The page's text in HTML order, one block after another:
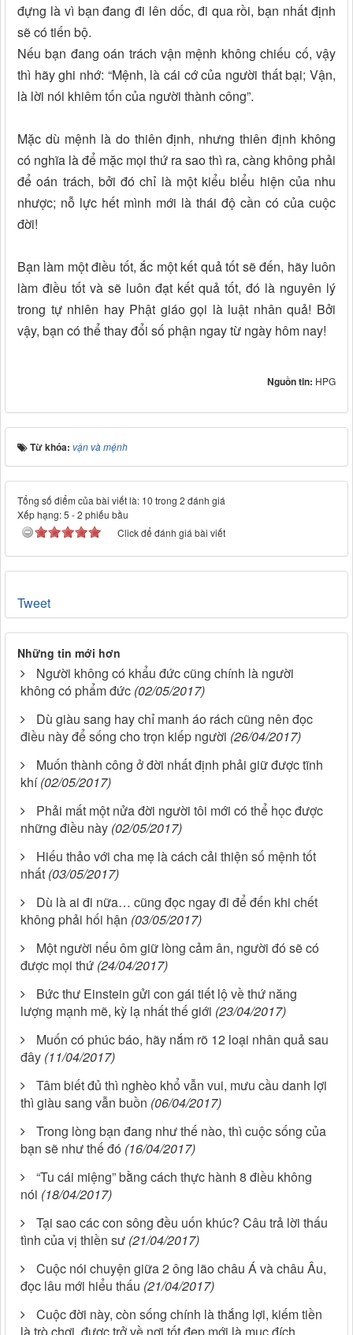
đựng là vì bạn đang đi lên dốc, đi qua rồi, bạn nhất định
sẽ có tiến bộ.
Nếu bạn đang oán trách vận mệnh không chiếu cố, vậy
thì hãy ghi nhớ: “Mệnh, là cái cớ của người thất bại; Vận,
là lời nói khiêm tốn của người thành công”.
Mặc dù mệnh là do thiên định, nhưng thiên định không
có nghĩa là để mặc mọi thứ ra sao thì ra, càng không phải
để oán trách, bởi đó chỉ là một kiểu biểu hiện của nhu
nhược; nỗ lực hết mình mới là thái độ cần có của cuộc
đời!
Bạn làm một điều tốt, ắc một kết quả tốt sẽ đến, hãy luôn
làm điều tốt và sẽ luôn đạt kết quả tốt, đó là nguyên lý
trong tự nhiên hay Phật giáo gọi là luật nhân quả! Bởi
vậy, bạn có thể thay đổi số phận ngay từ ngày hôm nay!
Nguồn tin: HPG
Từ khóa: vận và mệnh
Tổng số điểm của bài viết là: 10 trong 2 đánh giá
Xếp hạng:5 -2 phiếu bầu
Click để đánh giá bài viết
Tweet
Những tin mới hơn
Người không có khẩu đức cũng chính là người
không có phẩm đức (02/05/2017)
Dù giàu sang hay chỉ manh áo rách cũng nên đọc
điều này để sống cho trọn kiếp người (26/04/2017)
Muốn thành công ở đời nhất định phải giữ được tĩnh
khí (02/05/2017)
Phải mất một nửa đời người tôi mới có thể học được
những điều này (02/05/2017)
Hiếu thảo với cha mẹ là cách cải thiện số mệnh tốt
nhất (03/05/2017)
Dù là ai đi nữa… cũng đọc ngay đi để đến khi chết
không phải hối hận (03/05/2017)
Một người nếu ôm giữ lòng cảm ân, người đó sẽ có
được mọi thứ (24/04/2017)
Bức thư Einstein gửi con gái tiết lộ về thứ năng
lượng mạnh mẽ, kỳ lạ nhất thế giới (23/04/2017)
Muốn có phúc báo, hãy nắm rõ 12 loại nhân quả sau
đây (11/04/2017)
Tâm biết đủ thì nghèo khổ vẫn vui, mưu cầu danh lợi
thì giàu sang vẫn buồn (06/04/2017)
Trong lòng bạn đang như thế nào, thì cuộc sống của
bạn sẽ như thế đó (16/04/2017)
“Tu cái miệng” bằng cách thực hành 8 điều không
nói (18/04/2017)
Tại sao các con sông đều uốn khúc? Câu trả lời thấu
tình của vị thiền sư (21/04/2017)
Cuộc nói chuyện giữa 2 ông lão châu Á và châu Âu,
đọc lâu mới hiểu thấu (21/04/2017)
Cuộc đời này, còn sống chính là thắng lợi, kiếm tiền
là trò chơi, được trở về nơi tốt đẹp mới là mục đích